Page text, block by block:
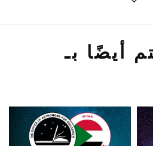
أيضًا بـ